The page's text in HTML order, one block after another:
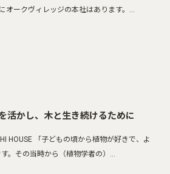
オークヴィレッジの本社はあります。…
かし、木と生き続けるために
HOUSE 「子どもの頃から植物が好きで、よ
。その当時から（植物学者の）…